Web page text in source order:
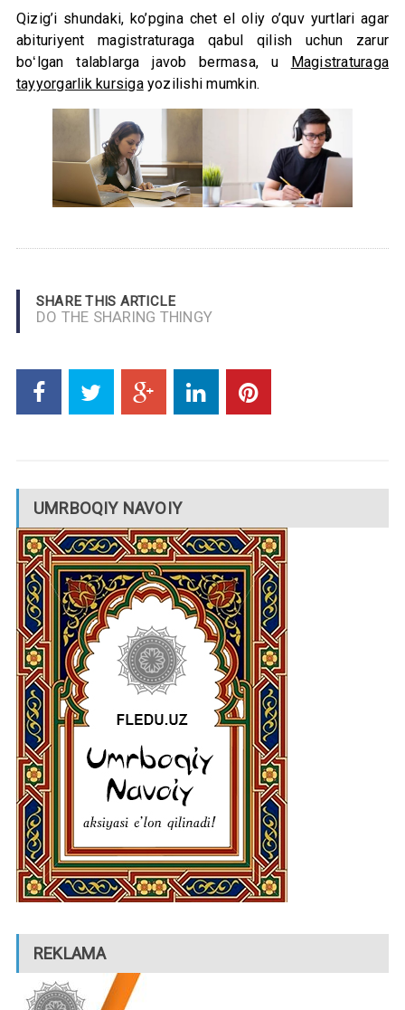
Qizig’i shundaki, ko’pgina chet el oliy o’quv yurtlari agar
abituriyent magistraturaga qabul qilish uchun zarur
boʻlgan talablarga javob bermasa, u Magistraturaga
tayyorgarlik kursigayozilishi mumkin.
SHARE THIS ARTICLE
DO THE SHARING THINGY
UMRBOQIY NAVOIY
REKLAMA